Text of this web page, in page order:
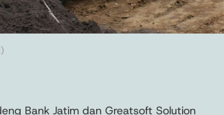
Bank Jatim dan Greatsoft Solution